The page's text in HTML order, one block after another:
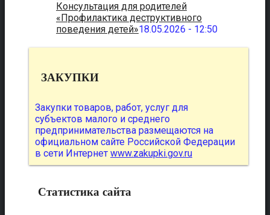
Консультация для родителей
«Профилактика деструктивного
поведения детей»18.05.2026 - 12:50
ЗАКУПКИ
Закупки товаров, работ, услуг для
субъектов малого и среднего
предпринимательства размещаются на
официальном сайте Российской Федерации
в сети Интернет www.zakupki.gov.ru
Статистика сайта